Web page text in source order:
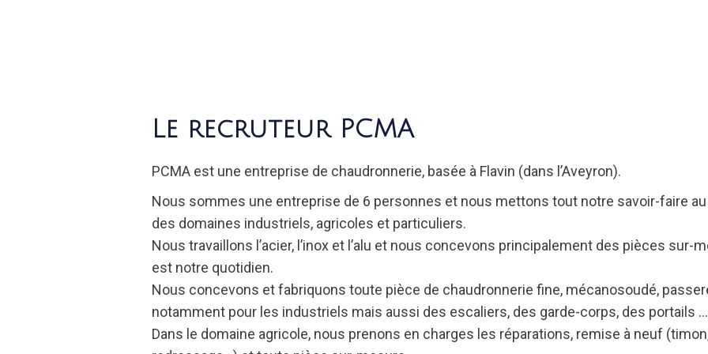
Le recruteur PCMA
PCMA est une entreprise de chaudronnerie, basée à Flavin (dans l’Aveyron).
Nous sommes une entreprise de 6 personnes et nous mettons tout notre savoir-faire
des domaines industriels, agricoles et particuliers.
Nous travaillons l’acier, l’inox et l’alu et nous concevons principalement des pièces sur-
est notre quotidien.
Nous concevons et fabriquons toute pièce de chaudronnerie fine, mécanosoudé,
notamment pour les industriels mais aussi des escaliers, des garde-corps, des portails …
Dans le domaine agricole, nous prenons en charges les réparations, remise à neuf